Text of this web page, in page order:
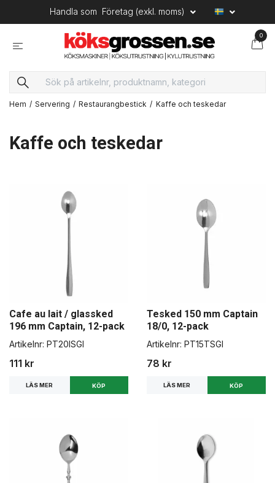
Handla som Företag (exkl. moms)
0
Hem Servering Restaurangbestick Kaffe och teskedar
Kaffe och teskedar
Cafe au lait / glassked
196 mm Captain, 12-pack
Artikelnr: PT20ISGI
111 kr
LÄS MER
Tesked 150 mm Captain
18/0, 12-pack
Artikelnr: PT15TSGI
78 kr
LÄS MER